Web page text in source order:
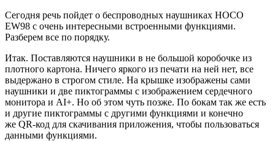
Сегодня речь пойдет о беспроводных наушниках HOCO
EW98 с очень интересными встроенными функциями.
Разберем все по порядку.
Итак. Поставляются наушники в не большой коробочке из
плотного картона. Ничего яркого из печати на ней нет, все
выдержано в строгом стиле. На крышке изображены сами
наушники и две пиктограммы с изображением сердечного
монитора и AI+. Но об этом чуть позже. По бокам так же есть
и другие пиктограммы с другими функциями и конечно
же QR-код для скачивания приложения, чтобы пользоваться
данными функциями.